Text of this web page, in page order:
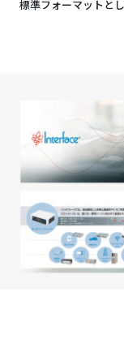
標準フォーマットと